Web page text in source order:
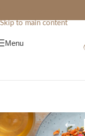
Skip to main content
Menu